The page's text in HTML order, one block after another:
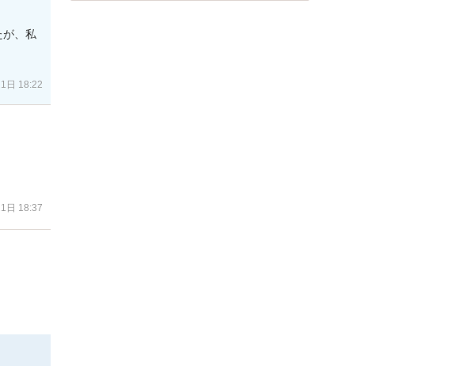
、私
日 18:22
日 18:37